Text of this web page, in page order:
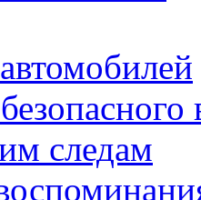
следам